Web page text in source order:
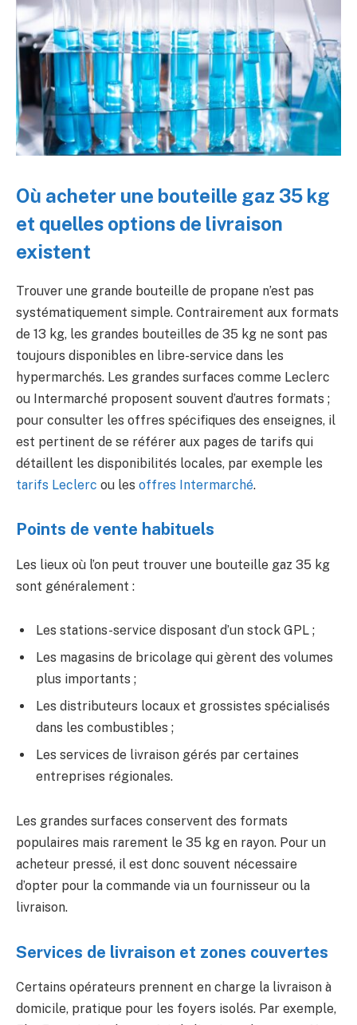
Où acheter une bouteille gaz 35 kg
et quelles options de livraison
existent
Trouver une grande bouteille de propane n’est pas
systématiquement simple. Contrairement aux formats
de 13 kg, les grandes bouteilles de 35 kg ne sont pas
toujours disponibles en libre-service dans les
hypermarchés. Les grandes surfaces comme Leclerc
ou Intermarché proposent souvent d’autres formats ;
pour consulter les offres spécifiques des enseignes, il
est pertinent de se référer aux pages de tarifs qui
détaillent les disponibilités locales, par exemple les
tarifs Leclerc ou les offres Intermarché.
Points de vente habituels
Les lieux où l’on peut trouver une bouteille gaz 35 kg
sont généralement :
Les stations-service disposant d’un stock GPL ;
Les magasins de bricolage qui gèrent des volumes
plus importants ;
Les distributeurs locaux et grossistes spécialisés
dans les combustibles ;
Les services de livraison gérés par certaines
entreprises régionales.
Les grandes surfaces conservent des formats
populaires mais rarement le 35 kg en rayon. Pour un
acheteur pressé, il est donc souvent nécessaire
d’opter pour la commande via un fournisseur ou la
livraison.
Services de livraison et zones couvertes
Certains opérateurs prennent en charge la livraison à
domicile, pratique pour les foyers isolés. Par exemple,